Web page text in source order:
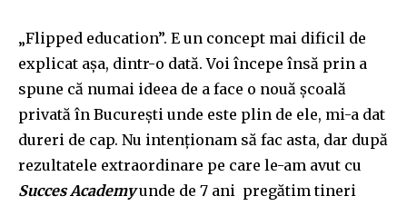
„Flipped education”. E un concept mai dificil de
explicat așa, dintr-o dată. Voi începe însă prin a
spune că numai ideea de a face o nouă școală
privată în București unde este plin de ele, mi-a dat
dureri de cap. Nu intenționam să fac asta, dar după
rezultatele extraordinare pe care le-am avut cu
Succes Academyunde de 7 ani pregătim tineri